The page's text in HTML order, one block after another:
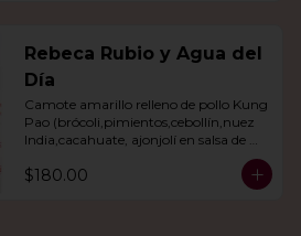
Rebeca Rubio y Agua del
Día
Camote amarillo relleno de pollo Kung
Pao (brócoli,pimientos,cebollín,nuez
India,cacahuate, ajonjolí en salsa de
$180.00